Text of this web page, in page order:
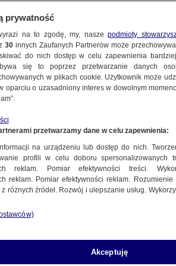
prywatność
na to zgodę, my, naszepodmioty
30 innych Zaufanych Partnerów może
do nich dostęp w celu zapewnienia
się to poprzez przetwarzanie danych
w plikach cookie. Użytkownik może
oparciu o uzasadniony interes w dowolnym
przetwarzamy dane w celu zapewnienia:
na urządzeniu lub dostęp do nich.
profili w celu doboru spersonalizowanych
reklam. Pomiar efektywności treści.
reklam. Pomiar efektywności reklam.
różnych źródeł. Rozwój i ulepszanie usług.
Akceptuję